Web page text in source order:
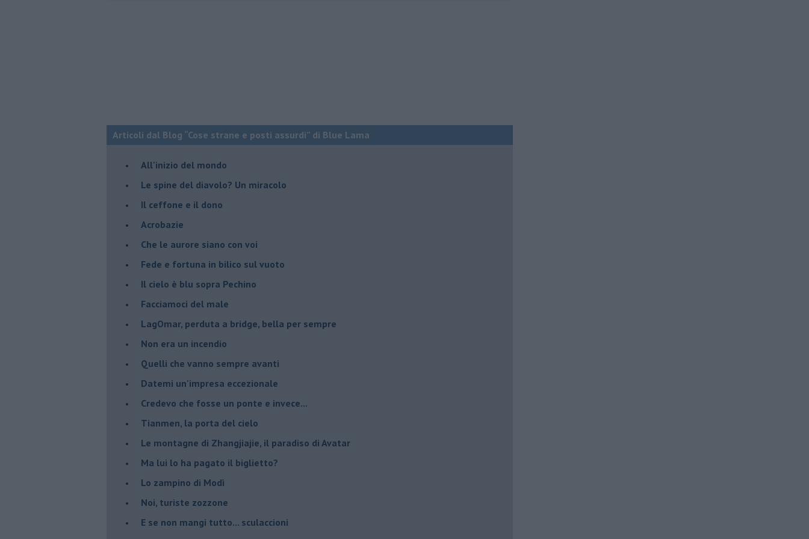
Articoli dal Blog “Cose strane e posti assurdi” di Blue Lama
All'inizio del mondo
Le spine del diavolo? Un miracolo
Il ceffone e il dono
Acrobazie
Che le aurore siano con voi
Fede e fortuna in bilico sul vuoto
Il cielo è blu sopra Pechino
Facciamoci del male
LagOmar, perduta a bridge, bella per sempre
Non era un incendio
Quelli che vanno sempre avanti
Datemi un'impresa eccezionale
Credevo che fosse un ponte e invece...
Tianmen, la porta del cielo
Le montagne di Zhangjiajie, il paradiso di Avatar
Ma lui lo ha pagato il biglietto?
Lo zampino di Modì
Noi, turiste zozzone
E se non mangi tutto... sculaccioni